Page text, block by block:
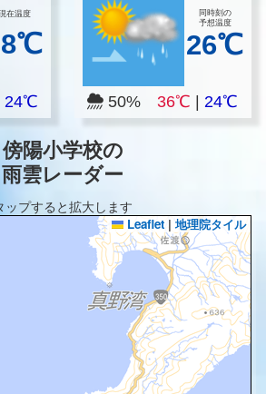
在温度
24℃
同時刻の
予想温度
26℃
50%36℃ |24℃
傍陽小学校の
雨雲レーダー
ップすると拡大します
Leaflet | 地理院タイル